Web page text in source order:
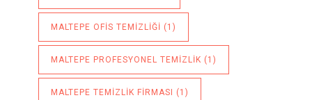
MALTEPE OFIS TEMIZLIĞI (1)
MALTEPE PROFESYONEL TEMIZLIK (1)
MALTEPE TEMIZLIK FIRMASI (1)